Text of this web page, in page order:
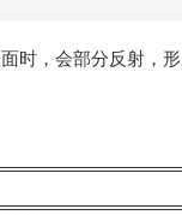
时，会部分反射，